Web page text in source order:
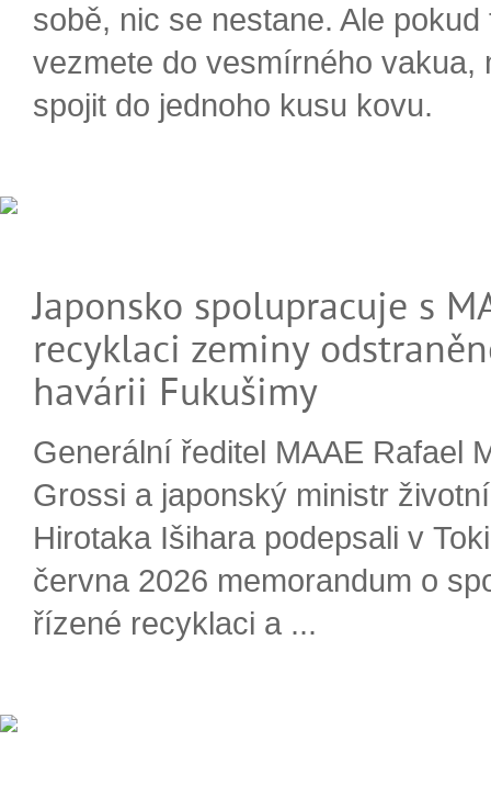
sobě, nic se nestane. Ale
vezmete do vesmírného vakua,
spojit do jednoho kusu kovu.
Japonsko spolupracuje s
recyklaci zeminy
havárii Fukušimy
Generální ředitel MAAE Rafael
Grossi a japonský ministr
Hirotaka Išihara podepsali v
června 2026 memorandum o
řízené recyklaci a ...